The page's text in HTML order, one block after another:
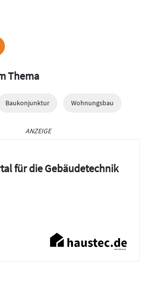
Thema
Baukonjunktur Wohnungsbau
ANZEIGE
für die Gebäudetechnik